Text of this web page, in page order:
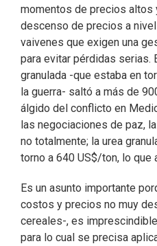
momentos de precios altos
descenso de precios a
vaivenes que exigen una
para evitar pérdidas serias.
granulada -que estaba en
la guerra- saltó a más de
álgido del conflicto en
las negociaciones de paz,
no totalmente; la urea
torno a 640 US$/ton, lo
Es un asunto importante
costos y precios no muy
cereales-, es
para lo cual se precisa